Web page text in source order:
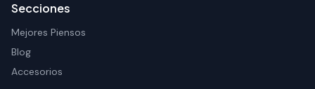
Secciones
Mejores Piensos
Blog
Accesorios